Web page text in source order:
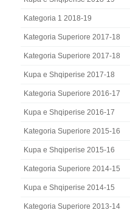
Kategoria 1 2018-19
Kategoria Superiore 2017-18
Kategoria Superiore 2017-18
Kupa e Shqiperise 2017-18
Kategoria Superiore 2016-17
Kupa e Shqiperise 2016-17
Kategoria Superiore 2015-16
Kupa e Shqiperise 2015-16
Kategoria Superiore 2014-15
Kupa e Shqiperise 2014-15
Kategoria Superiore 2013-14